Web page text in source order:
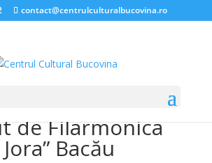
contact@centrulculturalbucovina.ro
de Gală,
de Filarmonica
Bacău